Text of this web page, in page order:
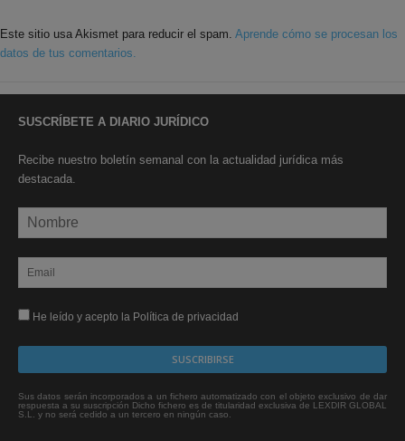
Este sitio usa Akismet para reducir el spam. Aprende cómo se procesan los
datos de tus comentarios.
SUSCRÍBETE A DIARIO JURÍDICO
Recibe nuestro boletín semanal con la actualidad jurídica más
destacada.
He leído y acepto la Política de privacidad
Sus datos serán incorporados a un fichero automatizado con el objeto exclusivo de dar
respuesta a su suscripción Dicho fichero es de titularidad exclusiva de LEXDIR GLOBAL
S.L. y no será cedido a un tercero en ningún caso.